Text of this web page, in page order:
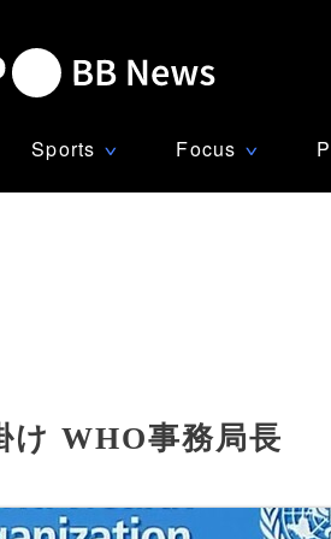
Sports ∨ Focus ∨
け WHO事務局長